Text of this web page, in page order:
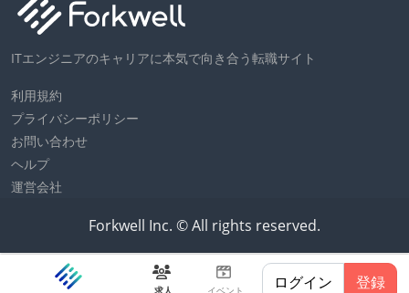
求人 イベント ログイン 登録
ITエンジニアのキャリアに本気で向き合う転職サイト
利用規約
プライバシーポリシー
お問い合わせ
ヘルプ
運営会社
Forkwell Inc. © All rights reserved.